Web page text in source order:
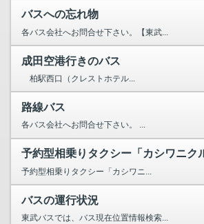
バスへの忘れ物
各バス会社へお問合せ下さい。【東武...
成田空港行きのバス
柏駅西口（クレストホテル...
路線バス
各バス会社へお問合せ下さい。 ...
予約型相乗りタクシー「カシワニク
予約型相乗りタクシー「カシワニ...
バスの運行状況
東武バスでは、バス現在位置情報検索...